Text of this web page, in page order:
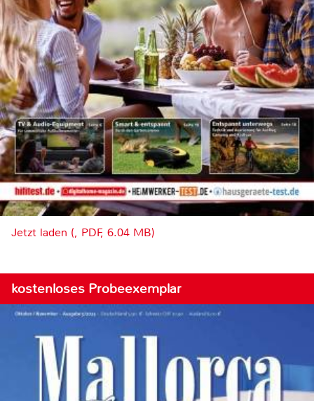
Jetzt laden (, PDF, 6.04 MB)
kostenloses Probeexemplar